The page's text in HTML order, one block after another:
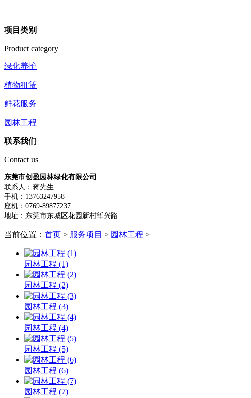
项目类别
Product category
绿化养护
植物租赁
鲜花服务
园林工程
联系我们
Contact us
东莞市创盈园林绿化有限公司
联系人：蒋先生
手机：13763247958
座机：0769-89877237
地址：东莞市东城区花园新村堑兴路
当前位置： 首页 > 服务项目 > 园林工程 >
园林工程 (1)
园林工程 (2)
园林工程 (3)
园林工程 (4)
园林工程 (5)
园林工程 (6)
园林工程 (7)